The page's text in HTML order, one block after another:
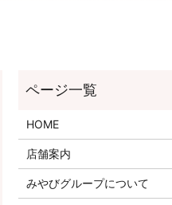
HOME
店舗案内
みやびグループについて